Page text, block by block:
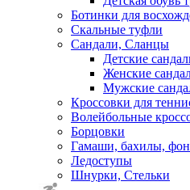
Ботинки для
Скальные туфли
Сандали, Сланцы
Детские
Женские
Мужские
Кроссовки для
Волейбольные
Борцовки
Гамаши, бахилы,
Ледоступы
Шнурки, Стельки